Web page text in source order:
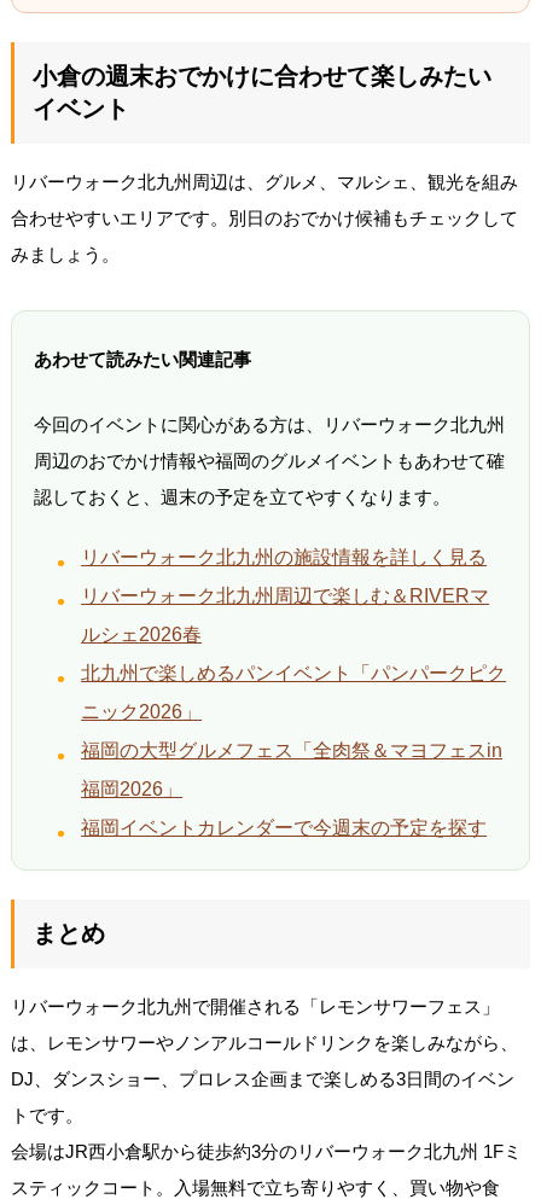
小倉の週末おでかけに合わせて楽しみたい
イベント
リバーウォーク北九州周辺は、グルメ、マルシェ、観光を組み
合わせやすいエリアです。別日のおでかけ候補もチェックして
みましょう。
あわせて読みたい関連記事
今回のイベントに関心がある方は、リバーウォーク北九州
周辺のおでかけ情報や福岡のグルメイベントもあわせて確
認しておくと、週末の予定を立てやすくなります。
リバーウォーク北九州の施設情報を詳しく見る
リバーウォーク北九州周辺で楽しむ＆RIVERマ
ルシェ2026春
北九州で楽しめるパンイベント「パンパークピク
ニック2026」
福岡の大型グルメフェス「全肉祭＆マヨフェスin
福岡2026」
福岡イベントカレンダーで今週末の予定を探す
まとめ
リバーウォーク北九州で開催される「レモンサワーフェス」
は、レモンサワーやノンアルコールドリンクを楽しみながら、
DJ、ダンスショー、プロレス企画まで楽しめる3日間のイベン
トです。
会場はJR西小倉駅から徒歩約3分のリバーウォーク北九州 1Fミ
スティックコート。入場無料で立ち寄りやすく、買い物や食